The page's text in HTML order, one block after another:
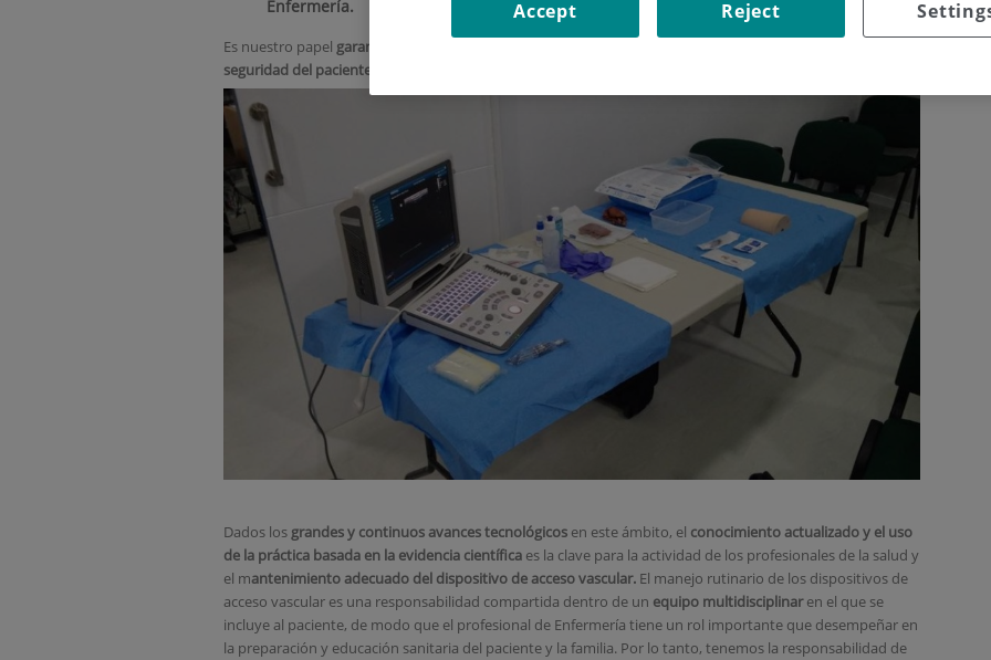
Enfermería.
Es nuestro papel garantizar los principios básicos y avanzados basados en evidencia científica para la
seguridad del paciente, tanto
Dados los grandes y continuos avances tecnológicos en este ámbito, el conocimiento actualizado y el uso
de la práctica basada en la evidencia científica es la clave para la actividad de los profesionales de la salud y
el mantenimiento adecuado del dispositivo de acceso vascular. El manejo rutinario de los dispositivos de
acceso vascular es una responsabilidad compartida dentro de un equipo multidisciplinaren el que se
incluye al paciente, de modo que el profesional de Enfermería tiene un rol importante que desempeñar en
la preparación y educación sanitaria del paciente y la familia. Por lo tanto, tenemos la responsabilidad de
Reject
Accept